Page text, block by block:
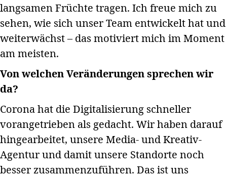
langsamen Früchte tragen. Ich freue mich zu
sehen, wie sich unser Team entwickelt hat und
weiterwächst – das motiviert mich im Moment
am meisten.
Von welchen Veränderungen sprechen wir
da?
Corona hat die Digitalisierung schneller
vorangetrieben als gedacht. Wir haben darauf
hingearbeitet, unsere Media- und Kreativ-
Agentur und damit unsere Standorte noch
besser zusammenzuführen. Das ist uns